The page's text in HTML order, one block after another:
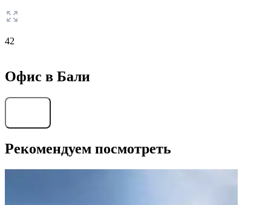
42
Офис в Бали
Рекомендуем посмотреть